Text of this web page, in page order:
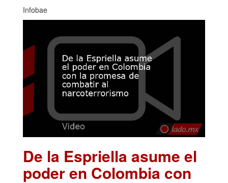
Infobae
De la Espriella asume el
poder en Colombia con